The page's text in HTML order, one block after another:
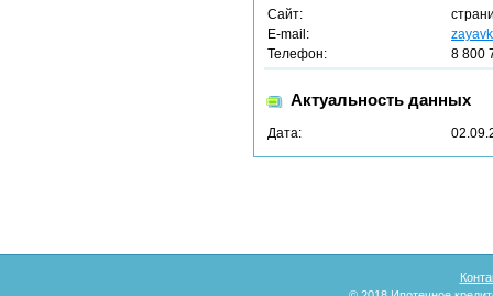
Сайт:
E-mail:
Телефон:
8 800
Актуальность данных
Дата: